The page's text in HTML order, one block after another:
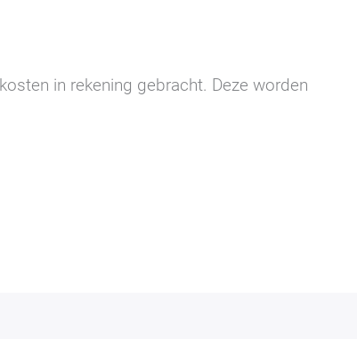
in rekening gebracht. Deze worden